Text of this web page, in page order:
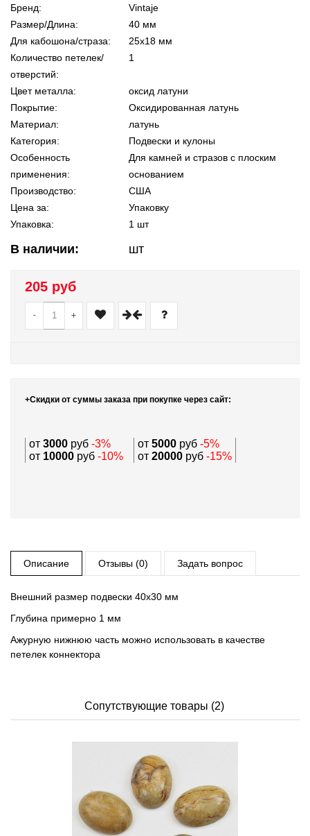
Бренд:
Vintaje
Размер/Длина:
40 мм
Для кабошона/страза:
25х18 мм
Количество петелек/
отверстий:
1
Цвет металла:
оксид латуни
Покрытие:
Оксидированная латунь
Материал:
латунь
Категория:
Подвески и кулоны
Особенность
применения:
Для камней и стразов с плоским
основанием
Производство:
США
Цена за:
Упаковку
Упаковка:
1 шт
В наличии: шт
205 руб
- +
+Скидки от суммы заказа при покупке через сайт:
от 3000 руб -3% от 5000 руб -5%
от 10000 руб -10% от 20000 руб -15%
Описание Отзывы (0) Задать вопрос
Внешний размер подвески 40х30 мм
Глубина примерно 1 мм
Ажурную нижнюю часть можно использовать в качестве
петелек коннектора
Сопутствующие товары (2)